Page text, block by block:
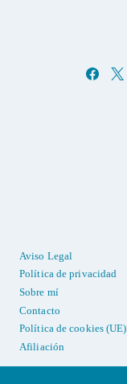
Aviso Legal
Política de privacidad
Sobre mí
Contacto
Política de cookies (UE)
Afiliación